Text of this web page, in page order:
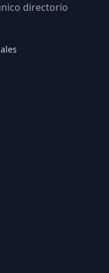
directorio